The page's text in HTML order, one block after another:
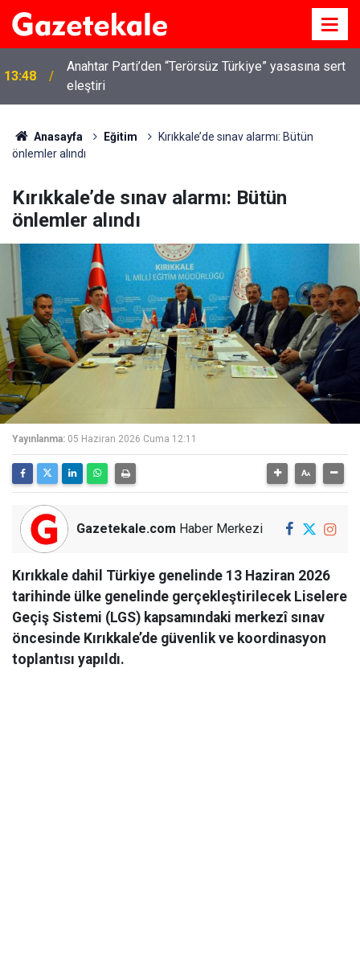
13:48
Anahtar Parti’den “Terörsüz Türkiye” yasasına sert
eleştiri
Anasayfa Eğitim
Kırıkkale’de sınav alarmı: Bütün
önlemler alındı
Kırıkkale’de sınav alarmı: Bütün
önlemler alındı
Yayınlanma: 05 Haziran 2026 Cuma 12:11
Gazetekale.com Haber Merkezi
Kırıkkale dahil Türkiye genelinde 13 Haziran 2026
tarihinde ülke genelinde gerçekleştirilecek Liselere
Geçiş Sistemi (LGS) kapsamındaki merkezî sınav
öncesinde Kırıkkale’de güvenlik ve koordinasyon
toplantısı yapıldı.